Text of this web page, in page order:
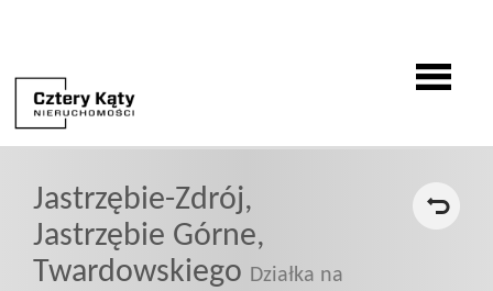
O
firmie
Jastrzębie-Zdrój,
Jastrzębie Górne,
Twardowskiego Działka na